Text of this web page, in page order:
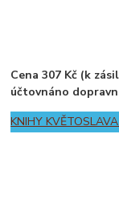
Cena 307 Kč (k
účtovnáno
KNIHY